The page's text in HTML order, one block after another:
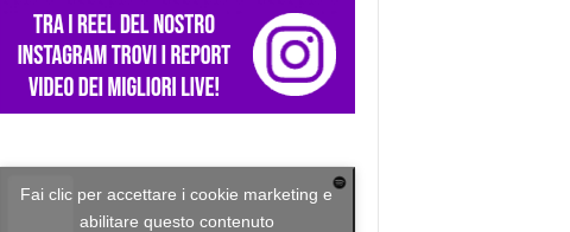
Fai clic per accettare i cookie marketing e
abilitare questo contenuto